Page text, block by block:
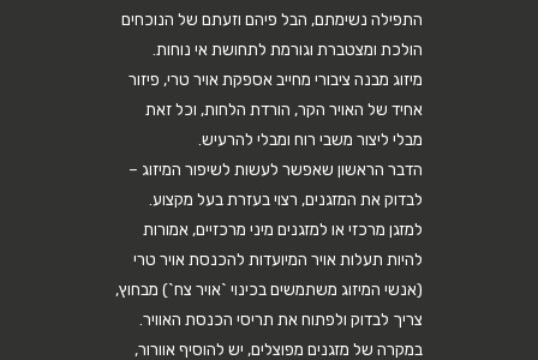
התפילה נשימתם, הבל פיהם וזעתם של הנוכחים
הולכת ומצטברת וגורמת לתחושת אי נוחות.
מיזוג מבנה ציבורי מחייב אספקת אויר טרי, פיזור
אחיד של האויר הקר, הורדת הלחות, וכל זאת
מבלי ליצור משבי רוח ומבלי להרעיש.
הדבר הראשון שאפשר לעשות לשיפור המיזוג –
לבדוק את המזגנים, רצוי בעזרת בעל מקצוע.
למזגן מרכזי או למזגנים מיני מרכזיים, אמורות
להיות תעלות אויר המיועדות להכנסת אויר טרי
(אנשי המיזוג משתמשים בכינוי `אויר צח`) מבחוץ,
צריך לבדוק ולפתוח את תריסי הכנסת האוויר.
במקרה של מזגנים מפוצלים, יש להוסיף אוורור,